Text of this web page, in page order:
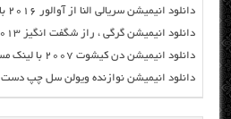
دانلود انیمیشن سریالی النا از آوالور ۲۰۱۶ با لینک مستقیم
دانلود انیمیشن گرگی ، راز شگفت انگیز ۲۰۱۳ با لینک مستقیم
دانلود انیمیشن دن کیشوت ۲۰۰۷ با لینک مستقیم
دانلود انیمیشن نوازنده ویولن سل چپ دست ۱۹۸۲ با لینک مستقیم